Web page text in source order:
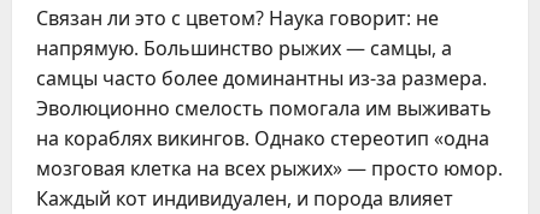
Связан ли это с цветом? Наука говорит: не
напрямую. Большинство рыжих — самцы, а
самцы часто более доминантны из-за размера.
Эволюционно смелость помогала им выживать
на кораблях викингов. Однако стереотип «одна
мозговая клетка на всех рыжих» — просто юмор.
Каждый кот индивидуален, и порода влияет